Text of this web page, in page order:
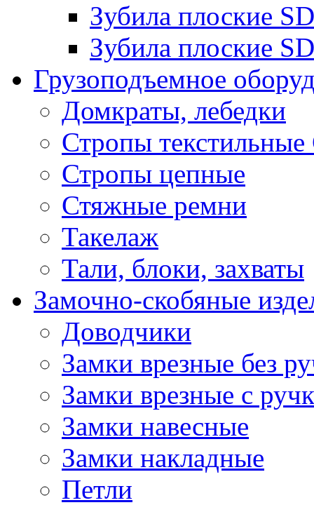
Зубила плоские
Зубила плоские
Грузоподъемное
Домкраты, лебедки
Стропы
Стропы цепные
Стяжные ремни
Такелаж
Тали, блоки, захваты
Замочно-скобяные
Доводчики
Замки врезные без
Замки врезные с
Замки навесные
Замки накладные
Петли